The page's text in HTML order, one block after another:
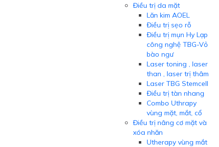
Điều trị da mặt
Lăn kim AOEL
Điều trị sẹo rỗ
Điều trị mụn Hy Lạp
công nghệ TBG-Vỏ
bào ngư
Laser toning , laser
than , laser trị thâm
Laser TBG Stemcell
Điều trị tàn nhang
Combo Uthrapy
vùng mặt, mắt, cổ
Điều trị nâng cơ mặt và
xóa nhăn
Utherapy vùng mắt